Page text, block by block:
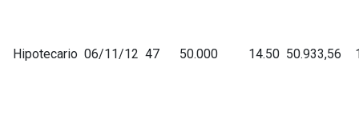
Hipotecario 06/11/12 47 50.000 14.50 50.933,56